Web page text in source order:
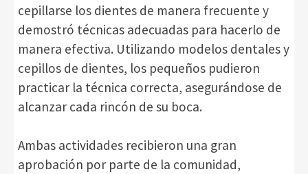
cepillarse los dientes de manera frecuente y
demostró técnicas adecuadas para hacerlo de
manera efectiva. Utilizando modelos dentales y
cepillos de dientes, los pequeños pudieron
practicar la técnica correcta, asegurándose de
alcanzar cada rincón de su boca.
Ambas actividades recibieron una gran
aprobación por parte de la comunidad,